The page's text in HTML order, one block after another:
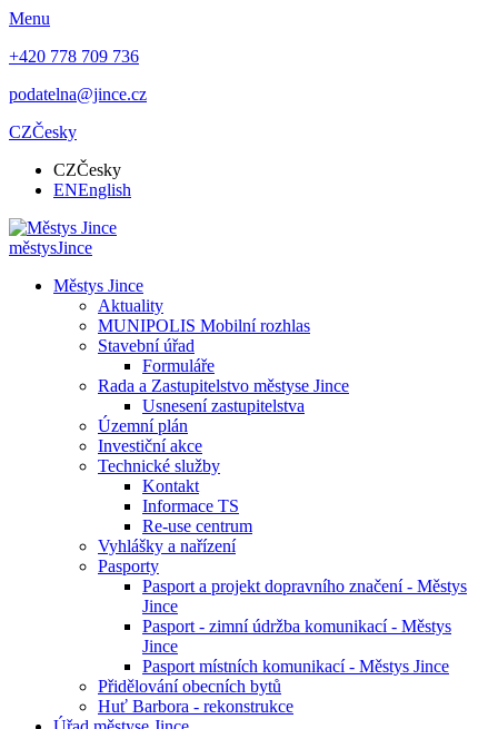
Menu
+420 778 709 736
podatelna@jince.cz
CZČesky
CZČesky
ENEnglish
městysJince
Městys Jince
Aktuality
MUNIPOLIS Mobilní rozhlas
Stavební úřad
Formuláře
Rada a Zastupitelstvo městyse Jince
Usnesení zastupitelstva
Územní plán
Investiční akce
Technické služby
Kontakt
Informace TS
Re-use centrum
Vyhlášky a nařízení
Pasporty
Pasport a projekt dopravního značení - Městys
Jince
Pasport - zimní údržba komunikací - Městys
Jince
Pasport místních komunikací - Městys Jince
Přidělování obecních bytů
Huť Barbora - rekonstrukce